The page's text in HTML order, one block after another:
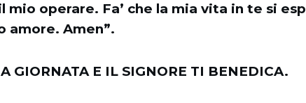
mio operare. Fa’ che la mia vita in te si
amore. Amen”.
GIORNATA E IL SIGNORE TI BENEDICA.